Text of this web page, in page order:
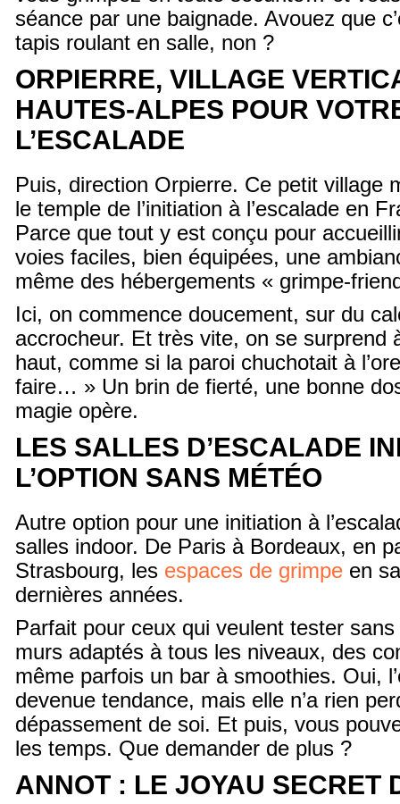
séance par une baignade. Avouez que
tapis roulant en salle, non ?
ORPIERRE, VILLAGE
HAUTES-ALPES POUR
L’ESCALADE
Puis, direction Orpierre. Ce petit village
le temple de l’initiation à l’escalade en
Parce que tout y est conçu pour
voies faciles, bien équipées, une
même des hébergements « grimpe-
Ici, on commence doucement, sur du
accrocheur. Et très vite, on se surprend
haut, comme si la paroi chuchotait à
faire… » Un brin de fierté, une bonne
magie opère.
LES SALLES D’ESCALADE
L’OPTION SANS MÉTÉO
Autre option pour une initiation à
salles indoor. De Paris à Bordeaux, en
Strasbourg, les espaces de grimpe en
dernières années.
Parfait pour ceux qui veulent tester
murs adaptés à tous les niveaux, des
même parfois un bar à smoothies. Oui,
devenue tendance, mais elle n’a rien
dépassement de soi. Et puis, vous
les temps. Que demander de plus ?
ANNOT : LE JOYAU SECRET